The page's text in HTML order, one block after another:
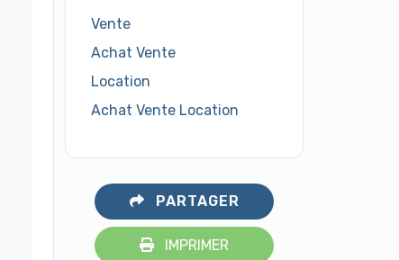
Vente
Achat Vente
Location
Achat Vente Location
PARTAGER
IMPRIMER